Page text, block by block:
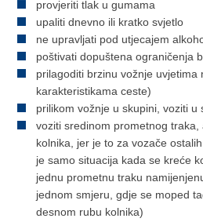
provjeriti tlak u gumama
upaliti dnevno ili kratko svjetlo
ne upravljati pod utjecajem
poštivati dopuštena ograničenja
prilagoditi brzinu vožnje uvjetima
karakteristikama ceste)
prilikom vožnje u skupini, voziti u
voziti sredinom prometnog
kolnika, jer je to za vozače
je samo situacija kada se kreće
jednu prometnu traku
jednom smjeru, gdje se moped
desnom rubu kolnika)